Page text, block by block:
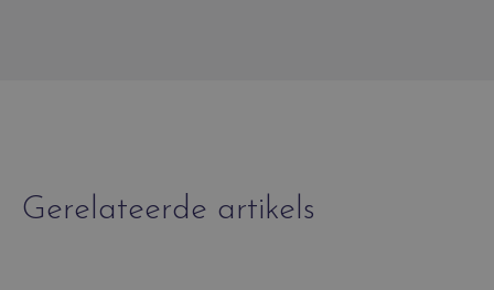
Gerelateerde artikels